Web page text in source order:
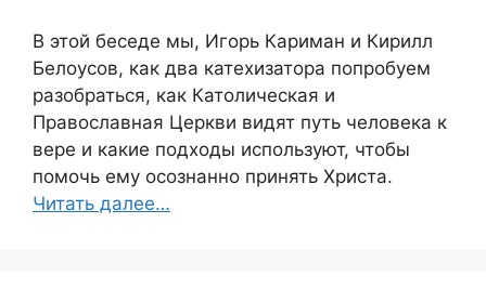
В этой беседе мы, Игорь Кариман и Кирилл
Белоусов, как два катехизатора попробуем
разобраться, как Католическая и
Православная Церкви видят путь человека к
вере и какие подходы используют, чтобы
помочь ему осознанно принять Христа.
Читать далее…